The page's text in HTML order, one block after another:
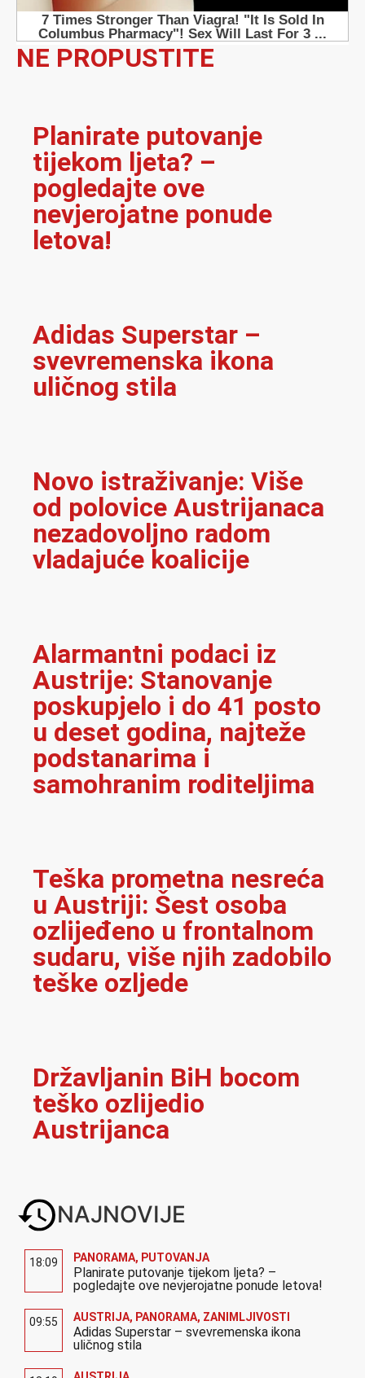
NE PROPUSTITE
Planirate putovanje
tijekom ljeta? –
pogledajte ove
nevjerojatne ponude
letova!
Adidas Superstar –
svevremenska ikona
uličnog stila
Novo istraživanje: Više
od polovice Austrijanaca
nezadovoljno radom
vladajuće koalicije
Alarmantni podaci iz
Austrije: Stanovanje
poskupjelo i do 41 posto
u deset godina, najteže
podstanarima i
samohranim roditeljima
Teška prometna nesreća
u Austriji: Šest osoba
ozlijeđeno u frontalnom
sudaru, više njih zadobilo
teške ozljede
Državljanin BiH bocom
teško ozlijedio
Austrijanca
NAJNOVIJE
18:09 PANORAMA, PUTOVANJA
Planirate putovanje tijekom ljeta? –
pogledajte ove nevjerojatne ponude letova!
09:55 AUSTRIJA, PANORAMA, ZANIMLJIVOSTI
Adidas Superstar – svevremenska ikona
uličnog stila